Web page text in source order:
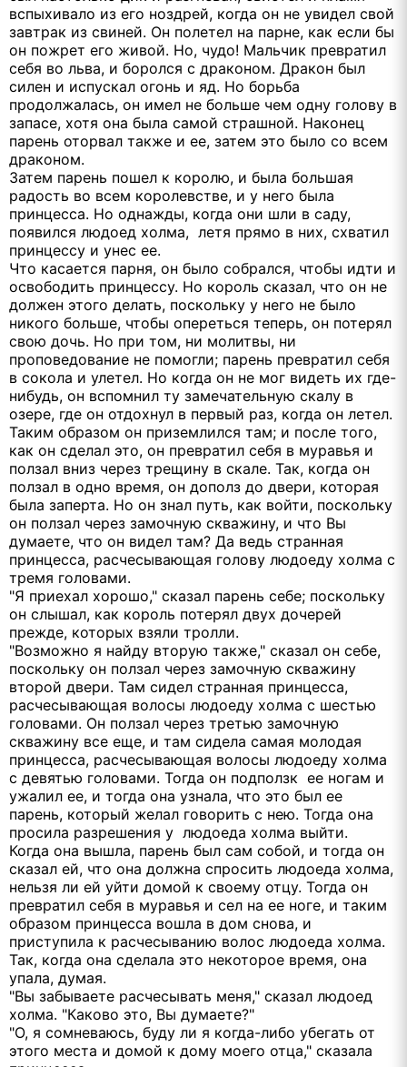
вспыхивало из его ноздрей, когда он не увидел свой
завтрак из свиней. Он полетел на парне, как если бы
он пожрет его живой. Но, чудо! Мальчик превратил
себя во льва, и боролся с драконом. Дракон был
силен и испускал огонь и яд. Но борьба
продолжалась, он имел не больше чем одну голову в
запасе, хотя она была самой страшной. Наконец
парень оторвал также и ее, затем это было со всем
драконом.
Затем парень пошел к королю, и была большая
радость во всем королевстве, и у него была
принцесса. Но однажды, когда они шли в саду,
появился людоед холма, летя прямо в них, схватил
принцессу и унес ее.
Что касается парня, он было собрался, чтобы идти и
освободить принцессу. Но король сказал, что он не
должен этого делать, поскольку у него не было
никого больше, чтобы опереться теперь, он потерял
свою дочь. Но при том, ни молитвы, ни
проповедование не помогли; парень превратил себя
в сокола и улетел. Но когда он не мог видеть их где-
нибудь, он вспомнил ту замечательную скалу в
озере, где он отдохнул в первый раз, когда он летел.
Таким образом он приземлился там; и после того,
как он сделал это, он превратил себя в муравья и
ползал вниз через трещину в скале. Так, когда он
ползал в одно время, он дополз до двери, которая
была заперта. Но он знал путь, как войти, поскольку
он ползал через замочную скважину, и что Вы
думаете, что он видел там? Да ведь странная
принцесса, расчесывающая голову людоеду холма с
тремя головами.
"Я приехал хорошо," сказал парень себе; поскольку
он слышал, как король потерял двух дочерей
прежде, которых взяли тролли.
"Возможно я найду вторую также," сказал он себе,
поскольку он ползал через замочную скважину
второй двери. Там сидел странная принцесса,
расчесывающая волосы людоеду холма с шестью
головами. Он ползал через третью замочную
скважину все еще, и там сидела самая молодая
принцесса, расчесывающая волосы людоеду холма
с девятью головами. Тогда он подползк ее ногам и
ужалил ее, и тогда она узнала, что это был ее
парень, который желал говорить с нею. Тогда она
просила разрешения у людоеда холма выйти.
Когда она вышла, парень был сам собой, и тогда он
сказал ей, что она должна спросить людоеда холма,
нельзя ли ей уйти домой к своему отцу. Тогда он
превратил себя в муравья и сел на ее ноге, и таким
образом принцесса вошла в дом снова, и
приступила к расчесыванию волос людоеда холма.
Так, когда она сделала это некоторое время, она
упала, думая.
"Вы забываете расчесывать меня," сказал людоед
холма. "Каково это, Вы думаете?"
"О, я сомневаюсь, буду ли я когда-либо убегать от
этого места и домой к дому моего отца," сказала